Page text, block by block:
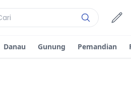
Danau Gunung Pemandian